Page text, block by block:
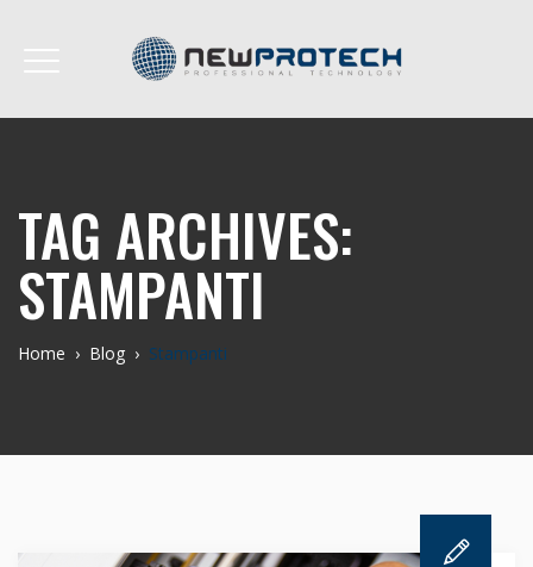
TAG ARCHIVES:
STAMPANTI
Home › Blog › Stampanti